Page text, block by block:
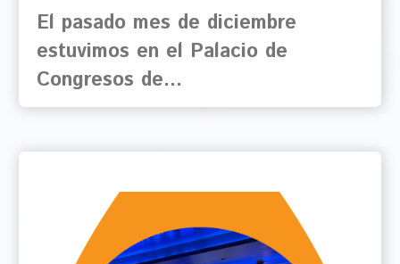
Ibercaja!
El pasado mes de diciembre
estuvimos en el Palacio de
Congresos de…